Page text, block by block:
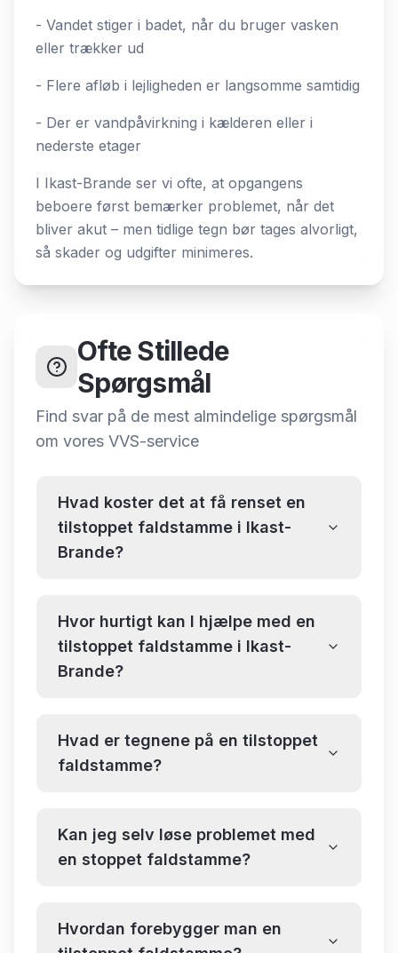
- Vandet stiger i badet, når du bruger vasken
eller trækker ud
- Flere afløb i lejligheden er langsomme samtidig
- Der er vandpåvirkning i kælderen eller i
nederste etager
I Ikast-Brande ser vi ofte, at opgangens
beboere først bemærker problemet, når det
bliver akut – men tidlige tegn bør tages alvorligt,
så skader og udgifter minimeres.
Ofte Stillede
Spørgsmål
Find svar på de mest almindelige spørgsmål
om vores VVS-service
Hvad koster det at få renset en
tilstoppet faldstamme i Ikast-
Brande?
Hvor hurtigt kan I hjælpe med en
tilstoppet faldstamme i Ikast-
Brande?
Hvad er tegnene på en tilstoppet
faldstamme?
Kan jeg selv løse problemet med
en stoppet faldstamme?
Hvordan forebygger man en